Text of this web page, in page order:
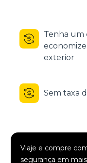
Tenha um
exterior
Sem taxa
Viaje e compre
segurança em